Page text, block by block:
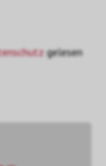
gelesen